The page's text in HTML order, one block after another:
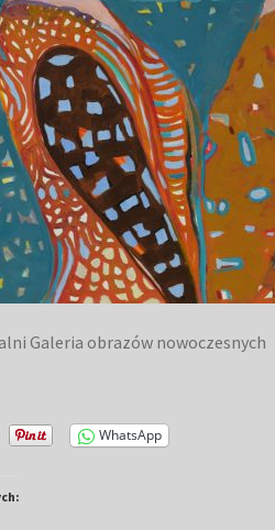
Galeria obrazów nowoczesnych
WhatsApp